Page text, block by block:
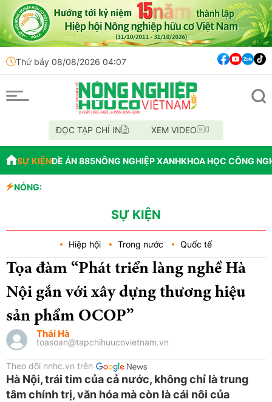
Thứ bảy 08/08/2026 04:07
ĐỌC TẠP CHÍ IN XEM VIDEO
SỰ KIỆNĐỀ ÁN 885NÔNG NGHIỆP XANHKHOA HỌC CÔNG
NÓNG:
SỰ KIỆN
Hiệp hội Trong nước Quốc tế
Tọa đàm “Phát triển làng nghề Hà
Nội gắn với xây dựng thương hiệu
sản phẩm OCOP”
Thái Hà
toasoan@tapchihuucovietnam.vn
Theo dõi nnhc.vn trên
Hà Nội, trái tim của cả nước, không chỉ là trung
tâm chính trị, văn hóa mà còn là cái nôi của